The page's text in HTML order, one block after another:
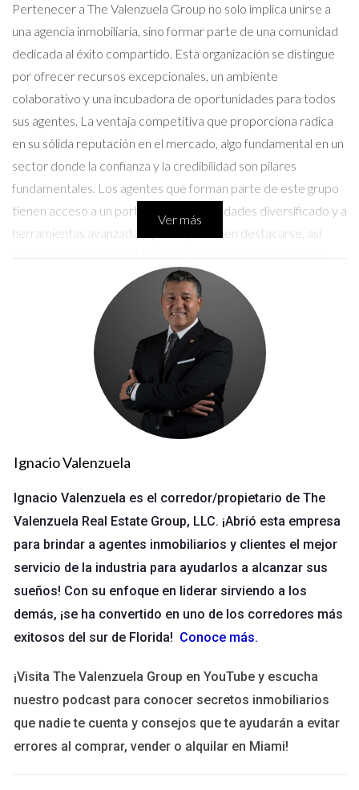
Pertenecer a The Valenzuela Group no solo implica unirse a
una agencia inmobiliaria, sino formar parte de una comunidad
dedicada al éxito compartido. Esta organización se distingue
por ofrecer recursos excepcionales, un ambiente
colaborativo y una incubadora de oportunidades para todos
sus agentes. La ventaja competitiva que proporciona radica
en su sólida reputación en el mercado, algo fundamental en un
sector donde la confianza y la credibilidad son pilares
fundamentales. Los agentes que forman parte de este grupo
tienen acceso a un portafolio de propiedades diversificado y a
herramientas avanzadas que les permiten destacarse, así
capacidad de negocio.
Innovación Constante
La adaptabilidad y la innovación son esenciales en el ámbito
inmobiliario, donde las tendencias del mercado cambian
constantemente. The Valenzuela Group incorpora tecnología
de punta en su operativa diaria, lo que permite a sus agentes
ofrecer un servicio más eficiente y personalizado. Desde
plataformas de gestión de clientes hasta herramientas de
optimiza los procesos internos, sino que también mejora la
experiencia del cliente. La capacitación en el uso de estas
herramientas es continua, asegurando que cada agente esté
preparado para enfrentar los desafíos del mercado de forma
eficaz.
Atención Personalizada y Centrada en
Una de las claves del éxito de The Valenzuela Group es su
enfoque en una atención al cliente excepcional. Cada agente
es entrenado para entender las necesidades específicas de
sus clientes y proporcionar soluciones a medida. Esta
Ver más
Ignacio Valenzuela
Ignacio Valenzuela es el corredor/propietario de The
Valenzuela Real Estate Group, LLC. ¡Abrió esta empresa
para brindar a agentes inmobiliarios y clientes el mejor
servicio de la industria para ayudarlos a alcanzar sus
sueños! Con su enfoque en liderar sirviendo a los
demás, ¡se ha convertido en uno de los corredores más
exitosos del sur de Florida! Conoce más.
¡Visita The Valenzuela Group en YouTube y escucha
nuestro podcast para conocer secretos inmobiliarios
que nadie te cuenta y consejos que te ayudarán a evitar
errores al comprar, vender o alquilar en Miami!